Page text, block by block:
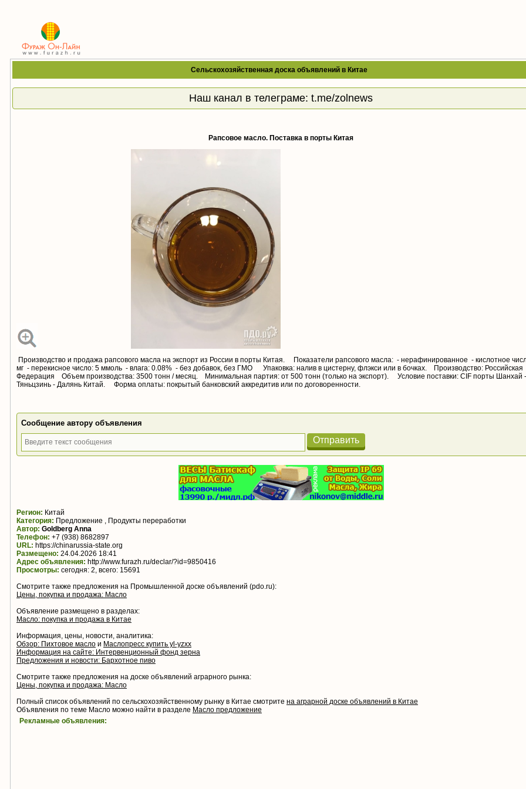
Сельскохозяйственная доска объявлений в Китае
Наш канал в телеграме: t.me/zolnews
Рапсовое масло. Поставка в порты Китая
Производство и продажа рапсового масла на экспорт из России в порты Китая. Показатели рапсового масла: - нерафинированное - кислотное
мг - перекисное число: 5 ммоль - влага: 0.08% - без добавок, без ГМО Упаковка: налив в цистерну, флэкси или в бочках. Производство: Российская
Федерация Объем производства: 3500 тонн / месяц. Минимальная партия: от 500 тонн (только на экспорт). Условие поставки: CIF порты Шанхай -
Тяньцзинь - Далянь Китай. Форма оплаты: покрытый банковский аккредитив или по договоренности.
Сообщение автору объявления
Отправить
Регион: Китай
Категория: Предложение , Продукты переработки
Автор: Goldberg Anna
Телефон: +7 (938) 8682897
URL: https://chinarussia-state.org
Размещено: 24.04.2026 18:41
Адрес объявления: http://www.furazh.ru/declar/?id=9850416
Просмотры: сегодня: 2, всего: 15691
Смотрите также предложения на Промышленной доске объявлений (pdo.ru):
Цены, покупка и продажа: Масло
Объявление размещено в разделах:
Масло: покупка и продажа в Китае
Информация, цены, новости, аналитика:
Обзор: Пихтовое масло и Маслопресс купить yl-yzxx
Информация на сайте: Интервенционный фонд зерна
Предложения и новости: Бархотное пиво
Смотрите также предложения на доске объявлений аграрного рынка:
Цены, покупка и продажа: Масло
Полный список объявлений по сельскохозяйственному рынку в Китае смотрите на аграрной доске объявлений в Китае
Объявления по теме Масло можно найти в разделе Масло предложение
Рекламные объявления: